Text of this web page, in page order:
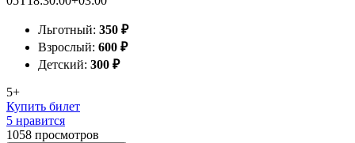
Льготный: 350 ₽
Взрослый: 600 ₽
Детский: 300 ₽
5+
Купить билет
5 нравится
1058 просмотров